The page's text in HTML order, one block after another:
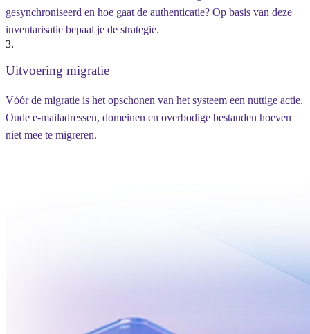
gesynchroniseerd en hoe gaat de authenticatie? Op basis van deze
inventarisatie bepaal je de strategie.
3.
Uitvoering migratie
Vóór de migratie is het opschonen van het systeem een nuttige actie.
Oude e-mailadressen, domeinen en overbodige bestanden hoeven
niet mee te migreren.